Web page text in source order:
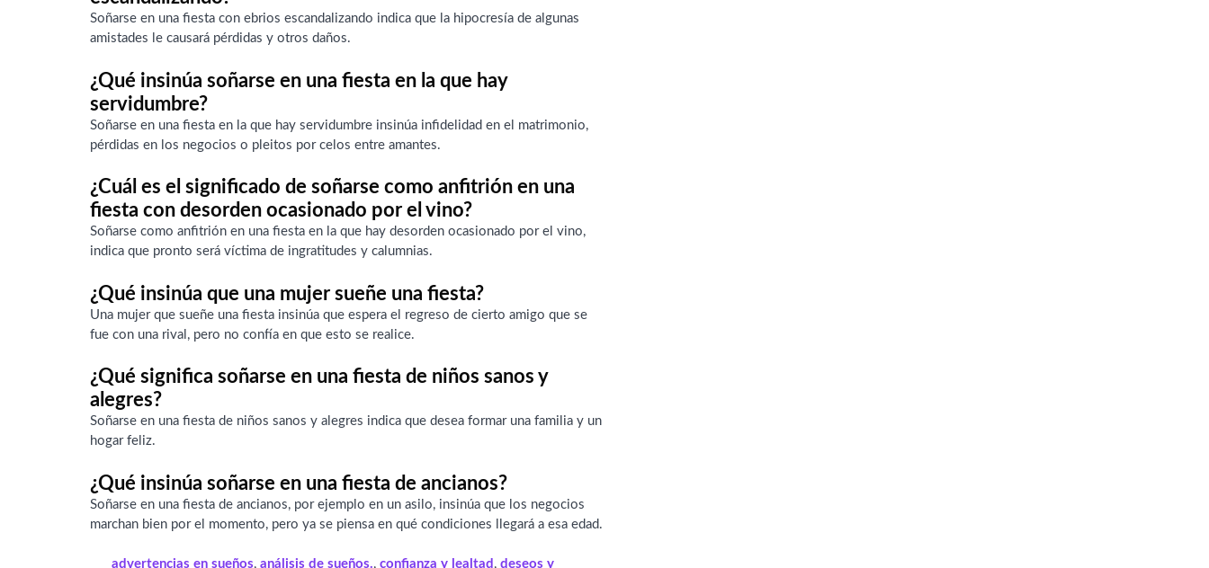
Soñarse en una fiesta con ebrios escandalizando indica que la hipocresía de algunas
amistades le causará pérdidas y otros daños.
¿Qué insinúa soñarse en una fiesta en la que hay
servidumbre?
Soñarse en una fiesta en la que hay servidumbre insinúa infidelidad en el matrimonio,
pérdidas en los negocios o pleitos por celos entre amantes.
¿Cuál es el significado de soñarse como anfitrión en una
fiesta con desorden ocasionado por el vino?
Soñarse como anfitrión en una fiesta en la que hay desorden ocasionado por el vino,
indica que pronto será víctima de ingratitudes y calumnias.
¿Qué insinúa que una mujer sueñe una fiesta?
Una mujer que sueñe una fiesta insinúa que espera el regreso de cierto amigo que se
fue con una rival, pero no confía en que esto se realice.
¿Qué significa soñarse en una fiesta de niños sanos y
alegres?
Soñarse en una fiesta de niños sanos y alegres indica que desea formar una familia y un
hogar feliz.
¿Qué insinúa soñarse en una fiesta de ancianos?
Soñarse en una fiesta de ancianos, por ejemplo en un asilo, insinúa que los negocios
marchan bien por el momento, pero ya se piensa en qué condiciones llegará a esa edad.
advertencias en sueños, análisis de sueños., confianza y lealtad , deseos y